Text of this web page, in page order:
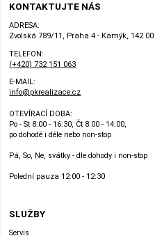
KONTAKTUJTE NÁS
ADRESA:
Zvolská 789/11, Praha 4 - Kamýk, 142 00
TELEFON:
(+420) 732 151 063
E-MAIL:
info@pkrealizace.cz
OTEVÍRACÍ DOBA:
Po - St 8:00 - 16:30, Čt 8:00 - 14:00,
po dohodě i déle nebo non-stop
Pá, So, Ne, svátky - dle dohody i non-stop
Polední pauza 12:00 - 12:30
SLUŽBY
Servis